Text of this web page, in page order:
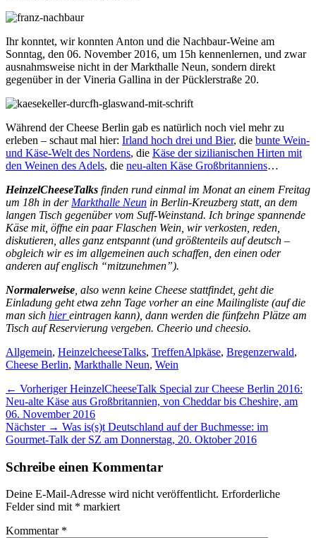
Ihr konntet, wir konnten Anton und die Nachbaur-Weine am
Sonntag, den 06. November 2016, um 15h kennenlernen, und zwar
ausnahmsweise nicht in der Markthalle Neun, sondern direkt
gegenüber in der Vineria Gallina in der Pücklerstraße 20.
Während der Cheese Berlin gab es natürlich noch viel mehr zu
erleben – schaut mal hier: Irland hoch drei und Bier, die bunte Wein-
und Käse-Welt des Nordens, die Käse der sizilianischen Hirten mit
den Weinen des Adels, die neu-alten Käse Großbritanniens…
HeinzelCheeseTalks finden rund einmal im Monat an einem Freitag
um 18h in der Markthalle Neun in Berlin-Kreuzberg statt, an dem
langen Tisch gegenüber vom Suff-Weinstand. Ich bringe spannende
Käse mit, öffne ein paar Flaschen Wein, wir verkosten, reden,
diskutieren, alles ganz entspannt (und größtenteils auf deutsch –
obgleich wir es im allgemeinen auch schaffen, den einen oder
anderen auf englisch “mitzunehmen”).
Normalerweise , also wenn keine Cheese stattfindet, geht die
Einladung geht etwa zehn Tage vorher an eine Mailingliste (auf die
man sich hiereintragen kann), dann werden die fünfzehn Plätze am
Tisch auf Reservierung vergeben. Cheerio und cheesio.
Kategorien
Allgemein, HeinzelcheeseTalks, TreffenSchlagworte
Alpkäse, Bregenzerwald,
Cheese Berlin, Markthalle Neun, Wein
Beitragsnavigation
← Vorheriger Vorheriger
Beitrag:
HeinzelCheeseTalk Special zur Cheese Berlin 2016:
Neu-alte Käse aus Großbritannien, von Cheddar bis Cheshire, am
06. November 2016
Nächster → Nächster
Beitrag:
Was is(s)t Deutschland auf der Buchmesse: im
Gourmet-Talk der SZ am Donnerstag, 20. Oktober 2016
Schreibe einen Kommentar
Deine E-Mail-Adresse wird nicht veröffentlicht. Erforderliche
Felder sind mit * markiert
Kommentar *